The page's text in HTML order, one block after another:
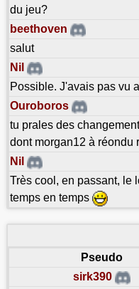
du jeu?
beethoven
salut
Nil
Possible. J'avais pas vu
Ouroboros
tu prales des
dont morgan12 à réondu
Nil
Très cool, en passant, le
temps en temps
Pseudo
sirk390